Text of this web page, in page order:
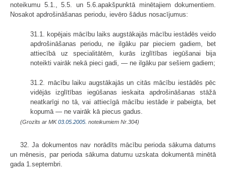
noteikumu 5.1., 5.5. un 5.6.apakšpunktā minētajiem dokumentiem.
Nosakot apdrošināšanas periodu, ievēro šādus nosacījumus:
31.1. kopējais mācību laiks augstākajās mācību iestādēs veido
apdrošināšanas periodu, ne ilgāku par pieciem gadiem, bet
attiecībā uz specialitātēm, kurās izglītības iegūšanai bija
noteikti vairāk nekā pieci gadi, — ne ilgāku par sešiem gadiem;
31.2. mācību laiku augstākajās un citās mācību iestādēs pēc
vidējās izglītības iegūšanas ieskaita apdrošināšanas stāžā
neatkarīgi no tā, vai attiecīgā mācību iestāde ir pabeigta, bet
kopumā — ne vairāk kā piecus gadus.
(Grozīts ar MK03.05.2005. noteikumiem Nr.304)
32. Ja dokumentos nav norādīts mācību perioda sākuma datums
un mēnesis, par perioda sākuma datumu uzskata dokumentā minētā
gada 1.septembri.